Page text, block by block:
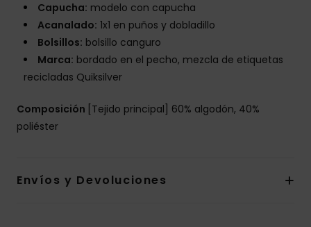
Capucha: modelo con capucha
Acanalado: 1x1 en puños y dobladillo
Bolsillos: bolsillo canguro
Marca: bordado en el pecho, mezcla de etiquetas
recicladas Quiksilver
Composición [Tejido principal] 60% algodón, 40%
poliéster
Envíos y Devoluciones